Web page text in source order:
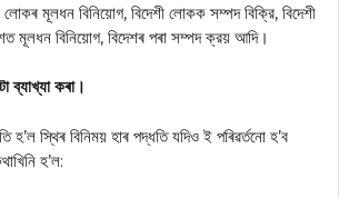
লোকৰ মূলধন বিনিয়োগ, বিদেশী লোকক সম্পদ বিক্রি, বিদেশী
মূলধন বিনিয়োগ, বিদেশৰ পৰা সম্পদ ক্রয় আদি।
ব্যাখ্যা কৰা।
হ’ল স্থিৰ বিনিময় হাৰ পদ্ধতি যদিও ই পৰিৱৰ্তনো হ’ব
হ’ল: